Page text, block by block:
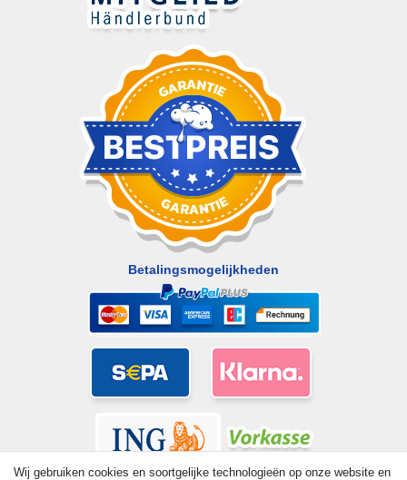
Betalingsmogelijkheden
Wij gebruiken cookies en soortgelijke technologieën op onze website en